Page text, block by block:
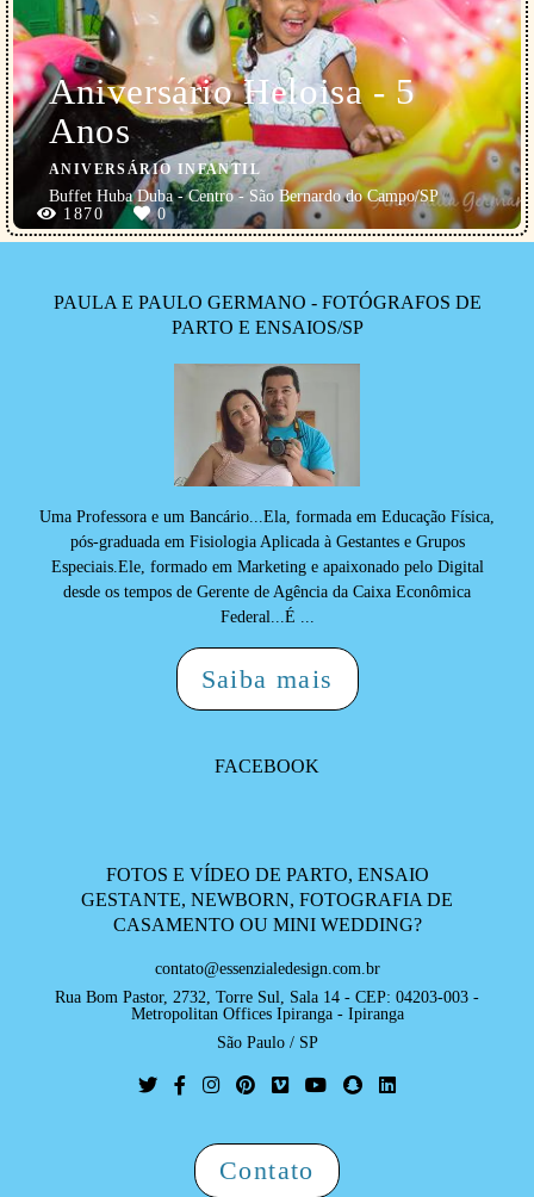
Aniversário Heloisa - 5
Anos
ANIVERSÁRIO INFANTIL
Buffet Huba Duba - Centro - São Bernardo do Campo/SP
1870
0
PAULA E PAULO GERMANO - FOTÓGRAFOS DE
PARTO E ENSAIOS/SP
Uma Professora e um Bancário...Ela, formada em Educação Física,
pós-graduada em Fisiologia Aplicada à Gestantes e Grupos
Especiais.Ele, formado em Marketing e apaixonado pelo Digital
desde os tempos de Gerente de Agência da Caixa Econômica
Federal...É ...
Saiba mais
FACEBOOK
FOTOS E VÍDEO DE PARTO, ENSAIO
GESTANTE, NEWBORN, FOTOGRAFIA DE
CASAMENTO OU MINI WEDDING?
contato@essenzialedesign.com.br
Rua Bom Pastor, 2732, Torre Sul, Sala 14 - CEP: 04203-003 -
Metropolitan Offices Ipiranga - Ipiranga
São Paulo / SP
Contato